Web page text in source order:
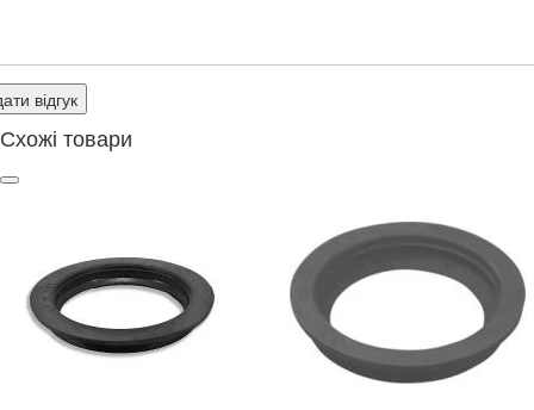
відгук
Схожі товари